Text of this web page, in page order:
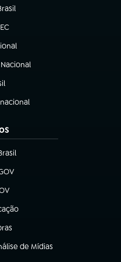
aba)
aba)
aba)
nova aba)
aba)
aba)
aba)
nova aba)
aba)
aba)
de Mídias